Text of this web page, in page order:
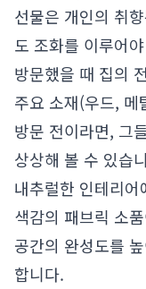
선물은 개인의 취
도 조화를 이루어
방문했을 때 집의
주요 소재(우드, 메
방문 전이라면, 그
상상해 볼 수 있습
내추럴한 인테리
색감의 패브릭 소
공간의 완성도를
합니다.